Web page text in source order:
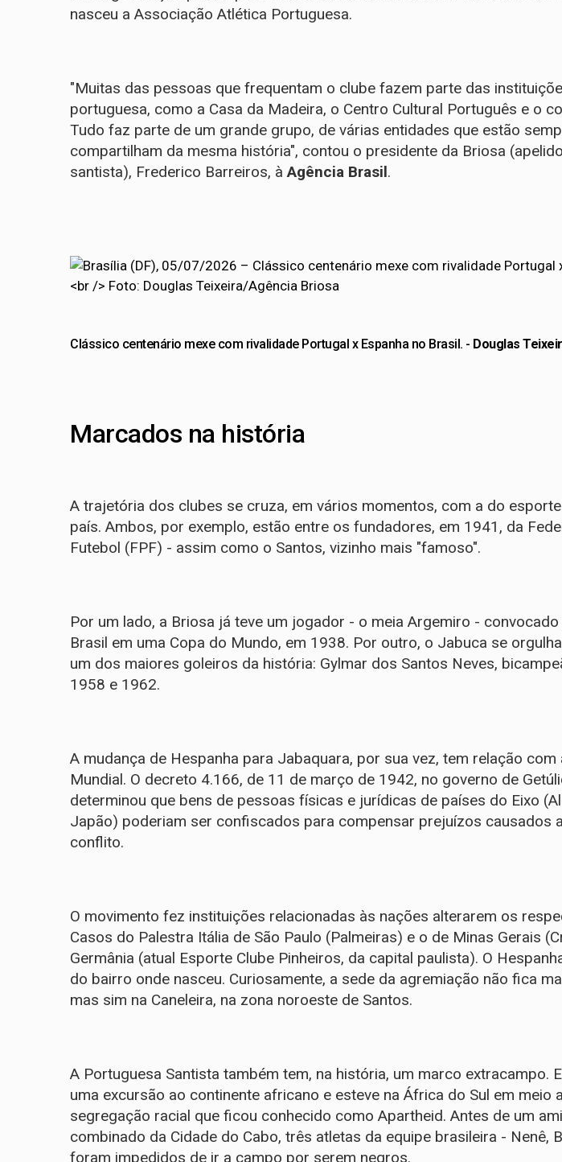
nasceu a Associação Atlética Portuguesa.
"Muitas das pessoas que frequentam o clube fazem parte das
portuguesa, como a Casa da Madeira, o Centro Cultural Português e o
Tudo faz parte de um grande grupo, de várias entidades que estão
compartilham da mesma história", contou o presidente da Briosa
santista), Frederico Barreiros, àAgência Brasil.
Clássico centenário mexe com rivalidade Portugal x Espanha no Brasil. - Douglas
Marcados na história
A trajetória dos clubes se cruza, em vários momentos, com a do
país. Ambos, por exemplo, estão entre os fundadores, em 1941, da
Futebol (FPF) - assim como o Santos, vizinho mais "famoso".
Por um lado, a Briosa já teve um jogador - o meia Argemiro -
Brasil em uma Copa do Mundo, em 1938. Por outro, o Jabuca se
um dos maiores goleiros da história: Gylmar dos Santos Neves,
1958 e 1962.
A mudança de Hespanha para Jabaquara, por sua vez, tem relação com
Mundial. O decreto 4.166, de 11 de março de 1942, no governo de
determinou que bens de pessoas físicas e jurídicas de países do Eixo
Japão) poderiam ser confiscados para compensar prejuízos causados
conflito.
O movimento fez instituições relacionadas às nações alterarem os
Casos do Palestra Itália de São Paulo (Palmeiras) e o de Minas Gerais
Germânia (atual Esporte Clube Pinheiros, da capital paulista). O
do bairro onde nasceu. Curiosamente, a sede da agremiação não fica
mas sim na Caneleira, na zona noroeste de Santos.
A Portuguesa Santista também tem, na história, um marco extracampo.
uma excursão ao continente africano e esteve na África do Sul em meio
segregação racial que ficou conhecido como Apartheid. Antes de um
combinado da Cidade do Cabo, três atletas da equipe brasileira - Nenê,
foram impedidos de ir a campo por serem negros.